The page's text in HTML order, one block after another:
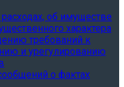
об имуществе
характера
требований к
и урегулированию
о фактах